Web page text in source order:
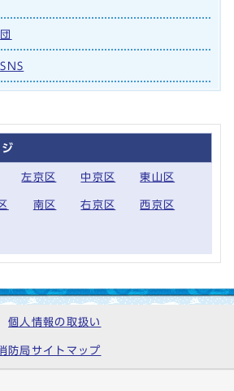
左京区 中京区 東山区
南区 右京区 西京区
個人情報の取扱い
防局サイトマップ